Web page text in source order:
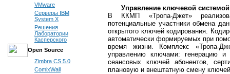
VMware
Серверы IBM
System X
Решения
Лаборатории
Касперского
Open Source
Zimbra CS 5.0
ComixWall
Управление ключевой системой
В ККМП «Тропа-Джет»
потенциальные участники обмена
открытого ключей кодирования.
автоматически формируемых при
время жизни. Комплекс «Тропа-
управлению ключами: генерацию и
сеансовых ключей абонентов,
плановую и внештатную смену